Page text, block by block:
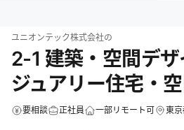
ユニオンテック株式会社の
2-1 建築・空間デ
ジュアリー住宅・空
要相談 正社員 一部リモート可 東